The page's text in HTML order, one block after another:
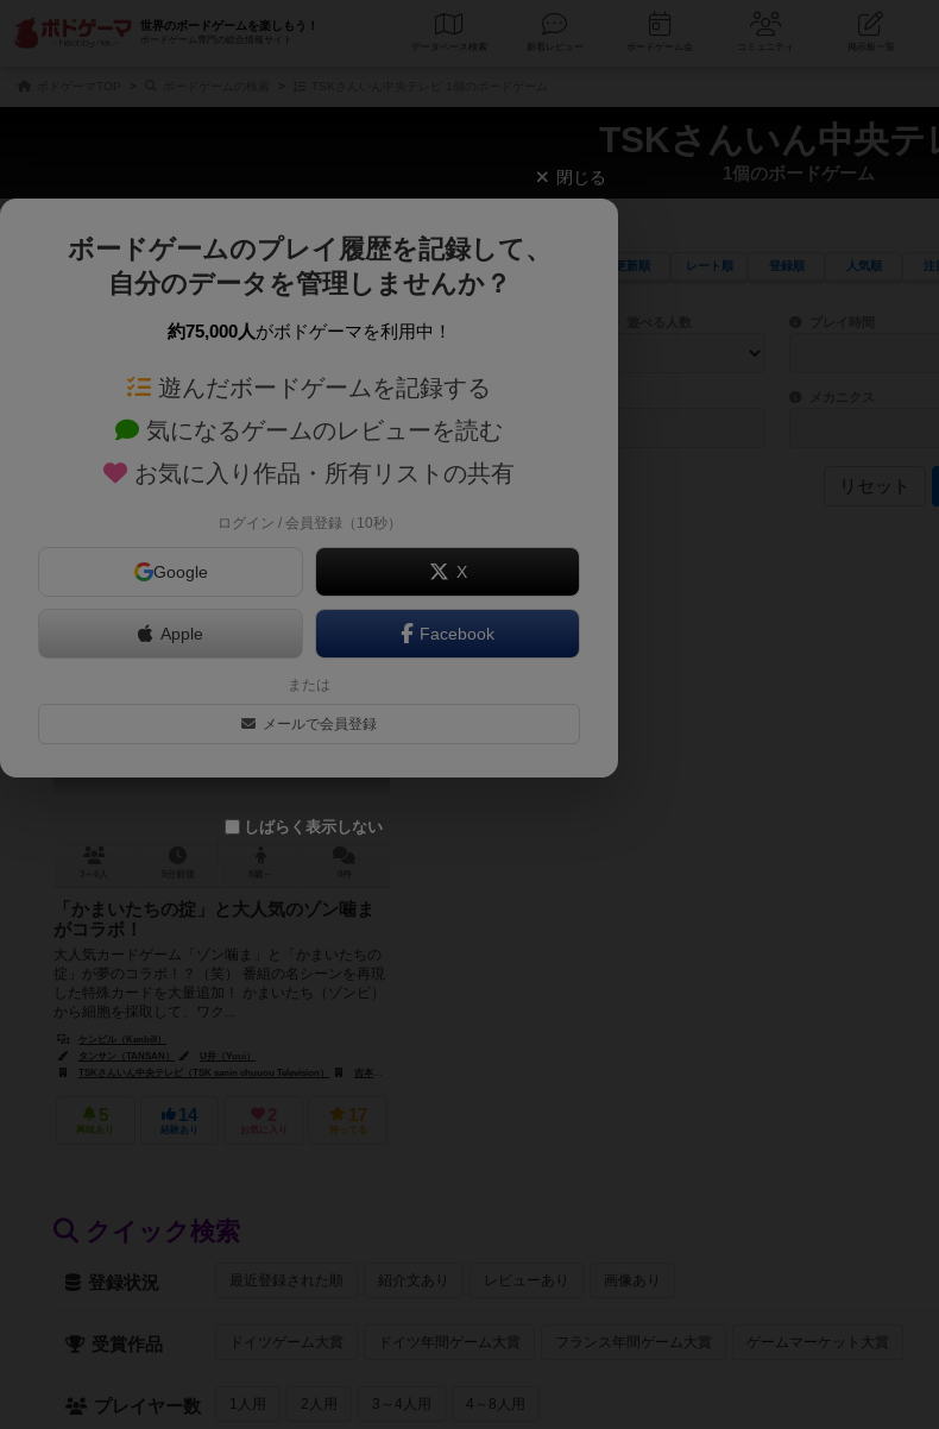
世界のボードゲームを楽しもう！
ボードゲーム専門の総合情報サイト
データベース コミュニティ
TSKさんいん中央テ
1個のボードゲーム
じっくり表示 更新順 レート順 登録順 人気順 注
商品名、商品説明文、デザイナー名、テーマ名、メカニクス名を対象にフリーワード検索ができます。
ゲームデザイナー名を指定して検索できます。
ゲームデザイナー 目安となる所要時間
対象年齢を指定します。 世界観や登場人物などモチーフ・ストーリーを指定することができます。直感的に
テーマ/フレーバー ゲーム性を構成する
リセット
「かまいたちの掟」と大人気のゾン噛ま
がコラボ！
大人気カードゲーム「ゾン噛ま」と「かまいたちの
掟」が夢のコラボ！？（笑） 番組の名シーンを再現
した特殊カードを大量追加！ かまいたち（ゾンビ）
から細胞を採取して、ワク...
ケンビル（Kenbill）
タンサン（TANSAN）
U井（Yuui）
TSKさんいん中央テレビ（TSK sanin chuuou Television）
吉本興業（Yoshimoto kougyou）
5
興味あり
14
経験あり
2
お気に入り
17
持ってる
クイック検索
登録状況 最近登録された順 紹介文あり レビューあり 画像あり
受賞作品 ドイツゲーム大賞 ドイツ年間ゲーム大賞 フランス年間ゲーム大賞 ゲームマーケット大賞
プレイヤー数 1人用 2人用 3～4人用 4～8人用
閉じる
ボードゲームのプレイ履歴を記録して、
自分のデータを管理しませんか？
約75,000人がボドゲーマを利用中！
遊んだボードゲームを記録する
気になるゲームのレビューを読む
お気に入り作品・所有リストの共有
ログイン / 会員登録（10秒）
Google X
Apple Facebook
または
メールで会員登録
しばらく表示しない